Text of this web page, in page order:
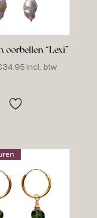
oorbellen “Lexi”
34.95Prijsklasse:
incl. btw